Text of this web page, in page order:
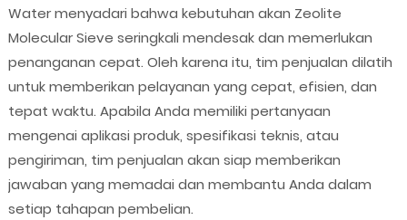
Water menyadari bahwa kebutuhan akan Zeolite
Molecular Sieve seringkali mendesak dan memerlukan
penanganan cepat. Oleh karena itu, tim penjualan dilatih
untuk memberikan pelayanan yang cepat, efisien, dan
tepat waktu. Apabila Anda memiliki pertanyaan
mengenai aplikasi produk, spesifikasi teknis, atau
pengiriman, tim penjualan akan siap memberikan
jawaban yang memadai dan membantu Anda dalam
setiap tahapan pembelian.